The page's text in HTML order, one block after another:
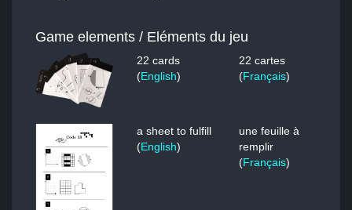
Game elements / Eléments du jeu
22 cards
(English)
22 cartes
(Français)
a sheet to fulfill
(English)
une feuille à
remplir
(Français)